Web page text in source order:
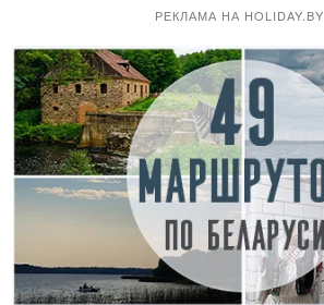
РЕКЛАМА НА HOLIDAY.BY